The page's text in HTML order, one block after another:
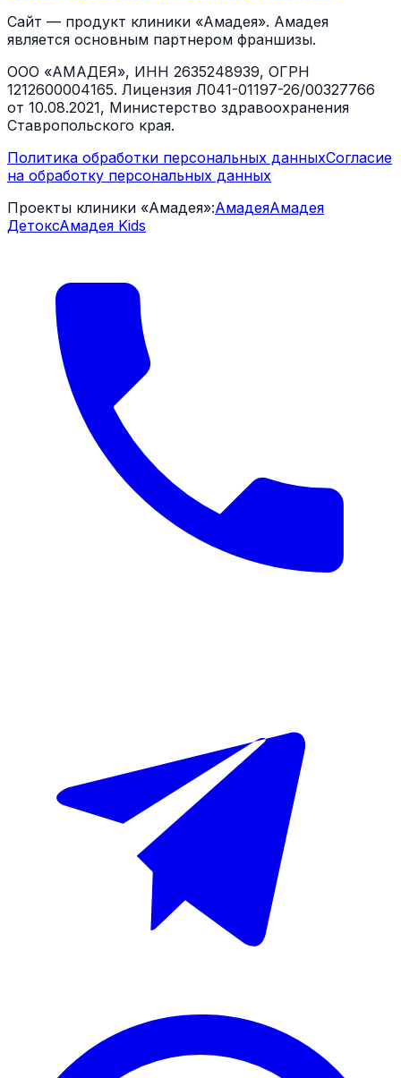
Сайт — продукт клиники «Амадея». Амадея
является основным партнером франшизы.
ООО «АМАДЕЯ», ИНН 2635248939, ОГРН
1212600004165. Лицензия Л041-01197-26/00327766
от 10.08.2021, Министерство здравоохранения
Ставропольского края.
Политика обработки персональных данныхСогласие
на обработку персональных данных
Проекты клиники «Амадея»:АмадеяАмадея
ДетоксАмадея Kids